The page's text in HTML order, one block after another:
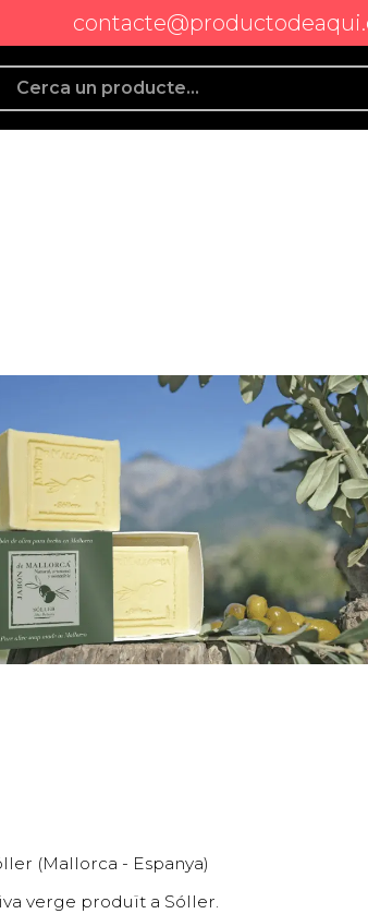
(Mallorca - Espanya)
verge produït a Sóller.